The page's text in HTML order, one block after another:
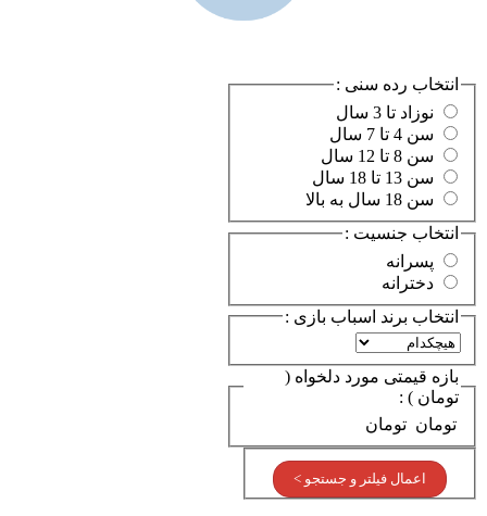
انتخاب رده سنی :
انتخاب جنسیت :
انتخاب برند اسباب بازی :
بازه قیمتی مورد دلخواه (
تومان ) :
تومان تومان
اعمال فیلتر و جستجو >